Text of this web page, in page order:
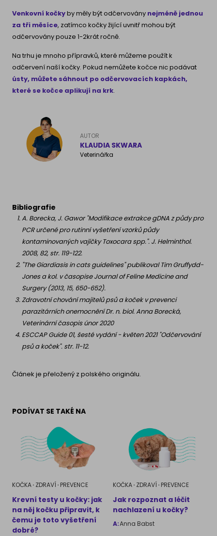
Venkovní kočkyby měly být odčervovány nejméně jednou
za tři měsíce, zatímco kočky žijící uvnitř mohou být
odčervovány pouze 1-2krát ročně.
Na trhu je mnoho přípravků, které můžeme použít k
odčervení naší kočky. Pokud nemůžete kočce nic podávat
ústy, můžete sáhnout po odčervovacích kapkách,
které se kočce aplikují na krk.
AUTOR
KLAUDIA SKWARA
Veterinářka
Bibliografie
A. Borecka, J. Gawor "Modifikace extrakce gDNA z půdy pro
PCR určené pro rutinní vyšetření vzorků půdy
kontaminovaných vajíčky Toxocara spp.". J. Helminthol.
2008, 82, str. 119-122.
"The Giardiasis in cats guidelines" publikoval Tim Gruffydd-
Jones a kol. v časopise Journal of Feline Medicine and
Surgery (2013, 15, 650-652).
Zdravotní chování majitelů psů a koček v prevenci
parazitárních onemocnění Dr. n. biol. Anna Borecká,
Veterinární časopis únor 2020
ESCCAP Guide 01, šesté vydání - květen 2021 "Odčervování
psů a koček". str. 11-12.
Článek je přeložený z polského originálu.
PODÍVAT SE TAKÉ NA
KOČKA ZDRAVÍ PREVENCE
Krevní testy u kočky: jak
na něj kočku připravit, k
čemu je toto vyšetření
dobré?
KOČKA ZDRAVÍ PREVENCE
Jak rozpoznat a léčit
nachlazení u kočky?
A:Anna Babst